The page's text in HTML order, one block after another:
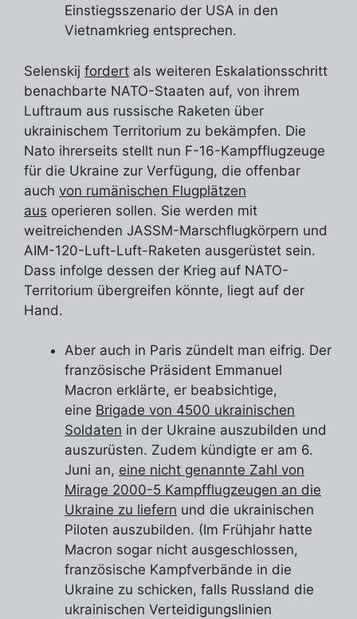
Einstiegsszenario der USA in den
Vietnamkrieg entsprechen.
Selenskij fordert als weiteren Eskalationsschritt
benachbarte NATO-Staaten auf, von ihrem
Luftraum aus russische Raketen über
ukrainischem Territorium zu bekämpfen. Die
Nato ihrerseits stellt nun F-16-Kampfflugzeuge
für die Ukraine zur Verfügung, die offenbar
auch von rumänischen Flugplätzen
aus operieren sollen. Sie werden mit
weitreichenden JASSM-Marschflugkörpern und
AIM-120-Luft-Luft-Raketen ausgerüstet sein.
Dass infolge dessen der Krieg auf NATO-
Territorium übergreifen könnte, liegt auf der
Hand.
Aber auch in Paris zündelt man eifrig. Der
französische Präsident Emmanuel
Macron erklärte, er beabsichtige,
eine Brigade von 4500 ukrainischen
Soldaten in der Ukraine auszubilden und
auszurüsten. Zudem kündigte er am 6.
Juni an, eine nicht genannte Zahl von
Mirage 2000-5 Kampfflugzeugen an die
Ukraine zu liefern und die ukrainischen
Piloten auszubilden. (Im Frühjahr hatte
Macron sogar nicht ausgeschlossen,
französische Kampfverbände in die
Ukraine zu schicken, falls Russland die
ukrainischen Verteidigungslinien